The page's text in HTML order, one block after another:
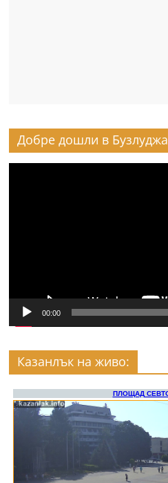
Добре дошли в Бузлуджа
00:00
Казанлък на живо: